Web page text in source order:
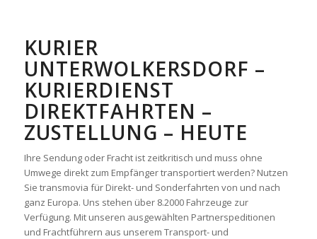
KURIER
UNTERWOLKERSDORF –
KURIERDIENST
DIREKTFAHRTEN –
ZUSTELLUNG – HEUTE
Ihre Sendung oder Fracht ist zeitkritisch und muss ohne
Umwege direkt zum Empfänger transportiert werden? Nutzen
Sie transmovia für Direkt- und Sonderfahrten von und nach
ganz Europa. Uns stehen über 8.2000 Fahrzeuge zur
Verfügung. Mit unseren ausgewählten Partnerspeditionen
und Frachtführern aus unserem Transport- und